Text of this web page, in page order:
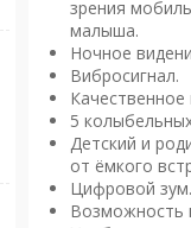
зрения
малыша.
Ночное
Вибросигнал.
5
Детский и
от ёмкого
Цифровой зум.
Возможность